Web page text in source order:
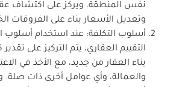
نفس المنطقة. ويركز على اكتشاف
وتعديل الأسعار بناء على الفروقات
أسلوب التكلفة: عند استخدام أسلوب
التقييم العقاري، يتم التركيز على
بناء العقار من جديد، مع الأخذ في
والعمالة، وأي عوامل أخرى ذات